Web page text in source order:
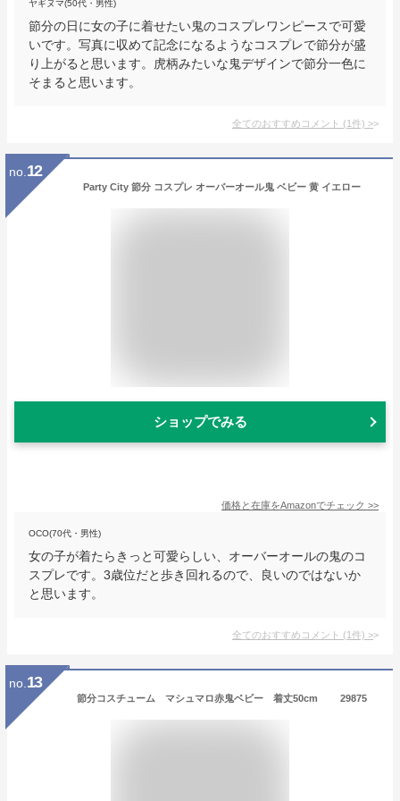
ヤギヌマ(50代・男性)
節分の日に女の子に着せたい鬼のコスプレワンピースで可愛
いです。写真に収めて記念になるようなコスプレで節分が盛
り上がると思います。虎柄みたいな鬼デザインで節分一色に
そまると思います。
全てのおすすめコメント (1件) >
no. 12
Party City 節分 コスプレ オーバーオール鬼 ベビー 黄 イエロー
ショップでみる
価格と在庫をAmazonでチェック >>
OCO(70代・男性)
女の子が着たらきっと可愛らしい、オーバーオールの鬼のコ
スプレです。3歳位だと歩き回れるので、良いのではないか
と思います。
全てのおすすめコメント (1件) >
no. 13
節分コスチューム マシュマロ赤鬼ベビー 着丈50cm 29875